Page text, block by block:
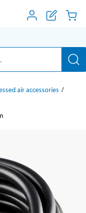
air accessories